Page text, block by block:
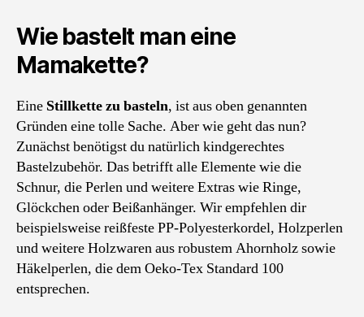
Wie bastelt man eine
Mamakette?
Eine Stillkette zu basteln, ist aus oben genannten
Gründen eine tolle Sache. Aber wie geht das nun?
Zunächst benötigst du natürlich kindgerechtes
Bastelzubehör. Das betrifft alle Elemente wie die
Schnur, die Perlen und weitere Extras wie Ringe,
Glöckchen oder Beißanhänger. Wir empfehlen dir
beispielsweise reißfeste PP-Polyesterkordel, Holzperlen
und weitere Holzwaren aus robustem Ahornholz sowie
Häkelperlen, die dem Oeko-Tex Standard 100
entsprechen.